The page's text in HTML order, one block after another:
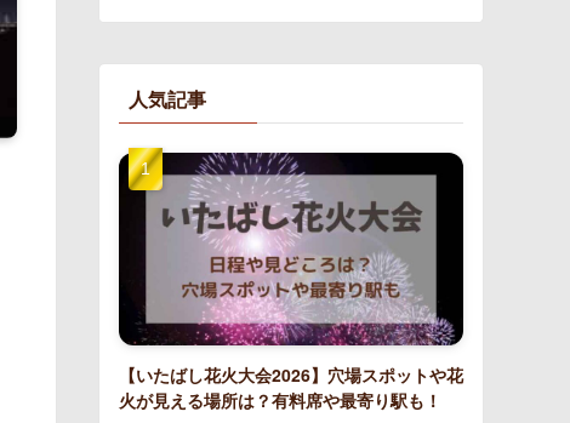
人気記事
【いたばし花火大会2026】穴場スポットや花
火が見える場所は？有料席や最寄り駅も！